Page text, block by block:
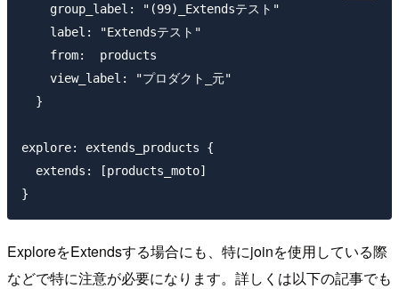
    group_label: "(99)_Extendsテスト"
    label: "Extendsテスト"
    from:  products
    view_label: "プロダクト_元"
  }
explore: extends_products {
  extends: [products_moto]
ExploreをExtendsする場合にも、特にjoinを使用している際
などで特に注意が必要になります。詳しくは以下の記事でも